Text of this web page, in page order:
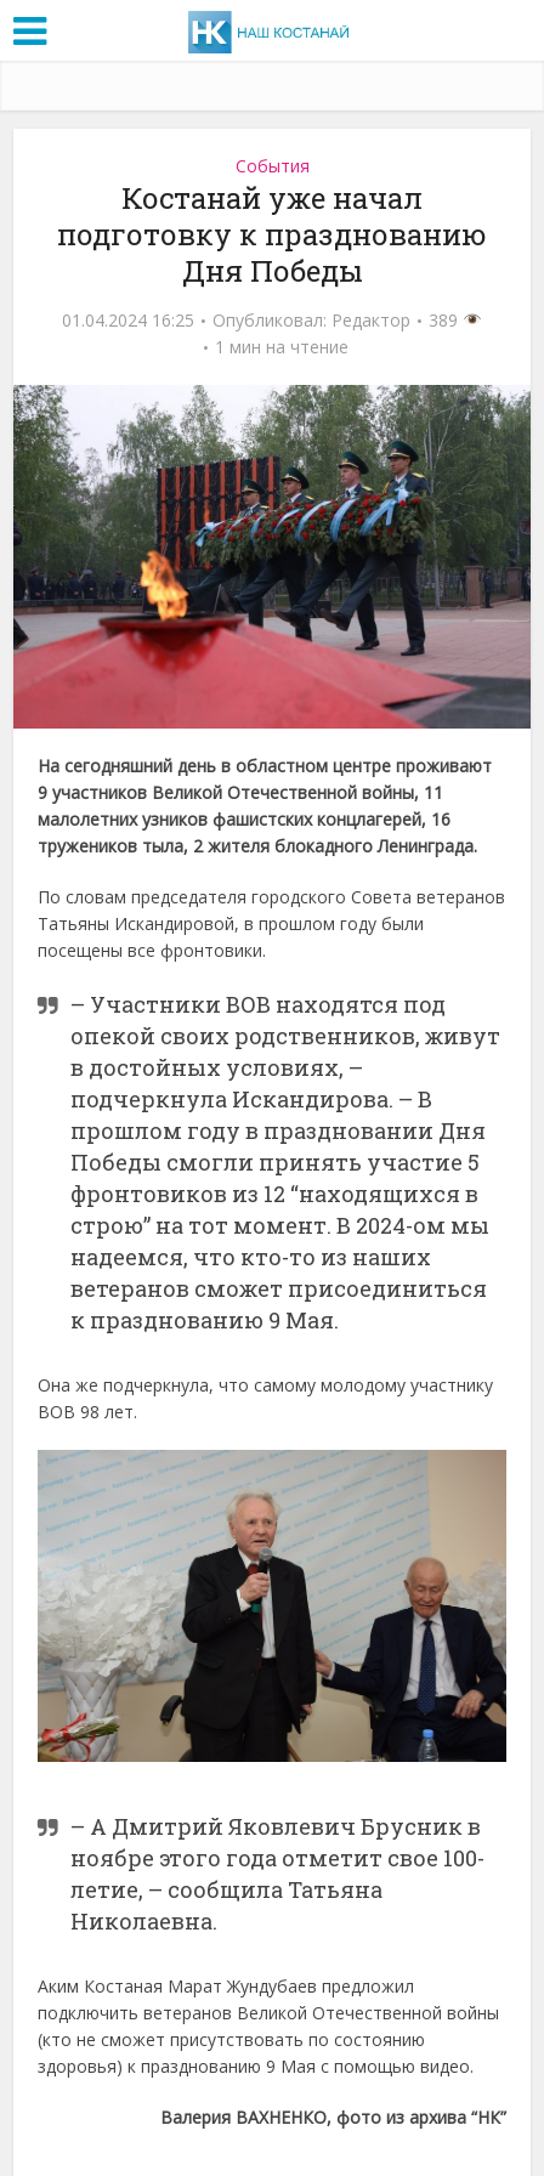
События
Костанай уже начал
подготовку к празднованию
Дня Победы
01.04.2024 16:25 Опубликовал: Редактор
389
1 мин на чтение
На сегодняшний день в областном центре проживают
9 участников Великой Отечественной войны, 11
малолетних узников фашистских концлагерей, 16
тружеников тыла, 2 жителя блокадного Ленинграда.
По словам председателя городского Совета ветеранов
Татьяны Искандировой, в прошлом году были
посещены все фронтовики.
– Участники ВОВ находятся под
опекой своих родственников, живут
в достойных условиях, –
подчеркнула Искандирова. – В
прошлом году в праздновании Дня
Победы смогли принять участие 5
фронтовиков из 12 “находящихся в
строю” на тот момент. В 2024-ом мы
надеемся, что кто-то из наших
ветеранов сможет присоединиться
к празднованию 9 Мая.
Она же подчеркнула, что самому молодому участнику
ВОВ 98 лет.
– А Дмитрий Яковлевич Брусник в
ноябре этого года отметит свое 100-
летие, – сообщила Татьяна
Николаевна.
Аким Костаная Марат Жундубаев предложил
подключить ветеранов Великой Отечественной войны
(кто не сможет присутствовать по состоянию
здоровья) к празднованию 9 Мая с помощью видео.
Валерия ВАХНЕНКО, фото из архива “НК”